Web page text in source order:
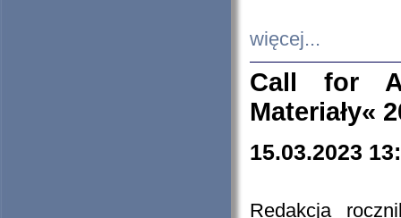
więcej...
Call for
Materiały«
15.03.2023
Redakcja